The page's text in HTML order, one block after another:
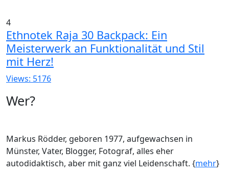
4
Ethnotek Raja 30 Backpack: Ein
Meisterwerk an Funktionalität und Stil
mit Herz!
Views: 5176
Wer?
Markus Rödder, geboren 1977, aufgewachsen in
Münster, Vater, Blogger, Fotograf, alles eher
autodidaktisch, aber mit ganz viel Leidenschaft. {mehr}